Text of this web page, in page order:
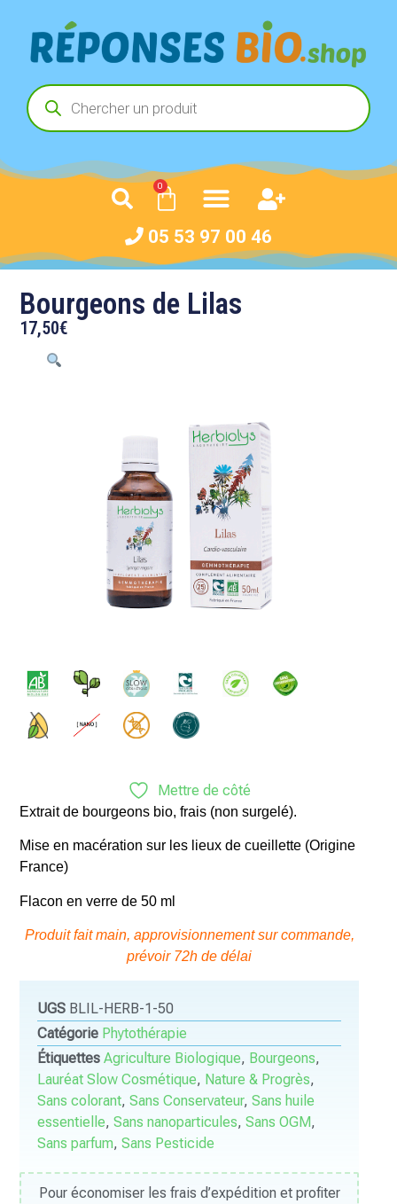
0
05 53 97 00 46
Bourgeons de Lilas
17,50€
Mettre de côté
Extrait de bourgeons bio, frais (non surgelé).
Mise en macération sur les lieux de cueillette (Origine
France)
Flacon en verre de 50 ml
Produit fait main, approvisionnement sur commande,
prévoir 72h de délai
UGS BLIL-HERB-1-50
Catégorie Phytothérapie
Étiquettes Agriculture Biologique, Bourgeons,
Lauréat Slow Cosmétique, Nature & Progrès,
Sans colorant,Sans Conservateur,Sans huile
essentielle,Sans nanoparticules,Sans OGM,
Sans parfum,Sans Pesticide
Pour économiser les frais d’expédition et profiter